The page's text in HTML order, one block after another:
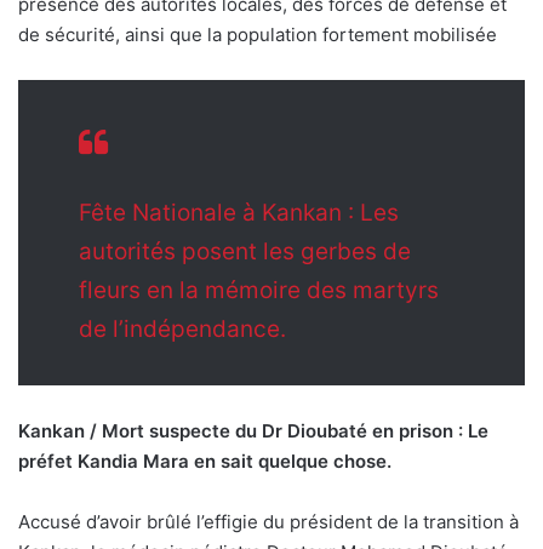
de sécurité, ainsi que la population fortement mobilisée
Fête Nationale à Kankan : Les
autorités posent les gerbes de
fleurs en la mémoire des martyrs
de l’indépendance.
Kankan / Mort suspecte du Dr Dioubaté en prison : Le
préfet Kandia Mara en sait quelque chose.
Accusé d’avoir brûlé l’effigie du président de la transition à